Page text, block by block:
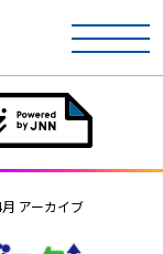
アーカイブ